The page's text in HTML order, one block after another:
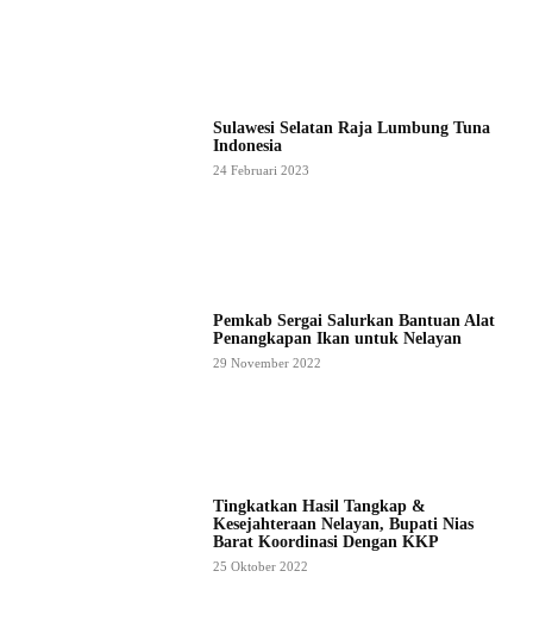
Sulawesi Selatan Raja Lumbung Tuna
Indonesia
24 Februari 2023
Pemkab Sergai Salurkan Bantuan Alat
Penangkapan Ikan untuk Nelayan
29 November 2022
Tingkatkan Hasil Tangkap &
Kesejahteraan Nelayan, Bupati Nias
Barat Koordinasi Dengan KKP
25 Oktober 2022